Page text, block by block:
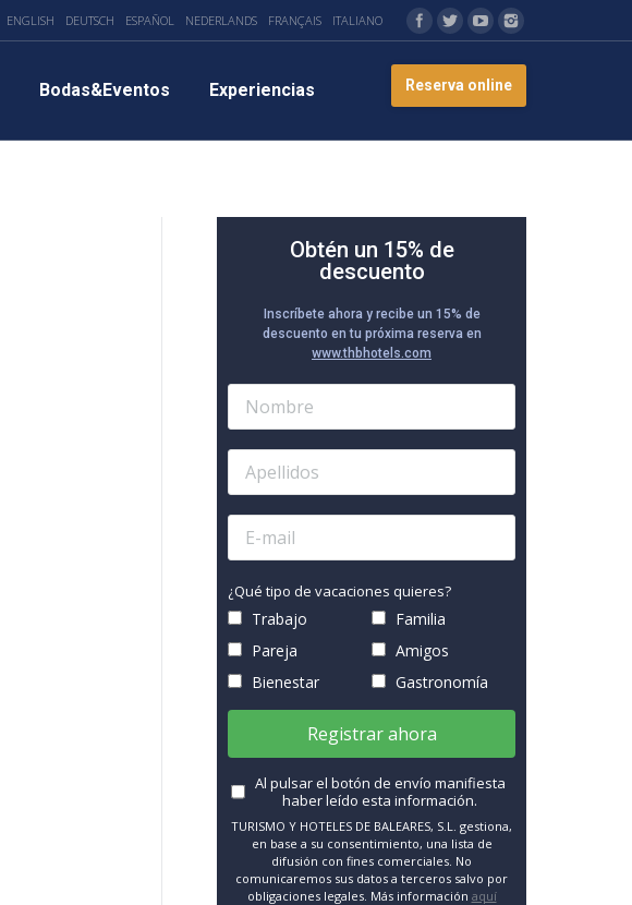
ENGLISH DEUTSCH ESPAÑOL NEDERLANDS FRANÇAIS ITALIANO
Bodas&Eventos Experiencias Reserva online
Obtén un 15% de
descuento
Inscríbete ahora y recibe un 15% de
descuento en tu próxima reserva en
www.thbhotels.com
¿Qué tipo de vacaciones quieres?
Trabajo
Familia
Pareja
Amigos
Bienestar
Gastronomía
Registrar ahora
Al pulsar el botón de envío manifiesta
haber leído esta información.
TURISMO Y HOTELES DE BALEARES, S.L. gestiona,
en base a su consentimiento, una lista de
difusión con fines comerciales. No
comunicaremos sus datos a terceros salvo por
obligaciones legales. Más información aquí